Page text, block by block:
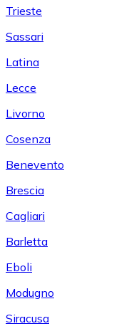
Trieste
Sassari
Latina
Lecce
Livorno
Cosenza
Benevento
Brescia
Cagliari
Barletta
Eboli
Modugno
Siracusa